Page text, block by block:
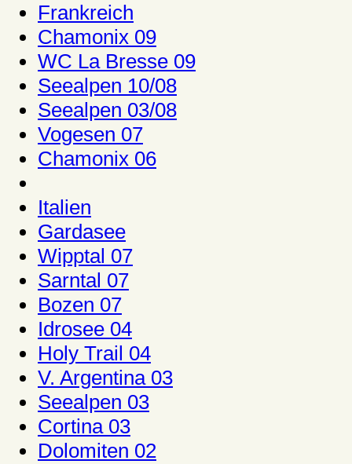
Frankreich
Chamonix 09
WC La Bresse 09
Seealpen 10/08
Seealpen 03/08
Vogesen 07
Chamonix 06
Italien
Gardasee
Wipptal 07
Sarntal 07
Bozen 07
Idrosee 04
Holy Trail 04
V. Argentina 03
Seealpen 03
Cortina 03
Dolomiten 02